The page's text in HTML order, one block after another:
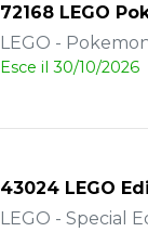
72168 LEGO
LEGO -
Esce il 30/10/2026
43024 LEGO
LEGO - Special